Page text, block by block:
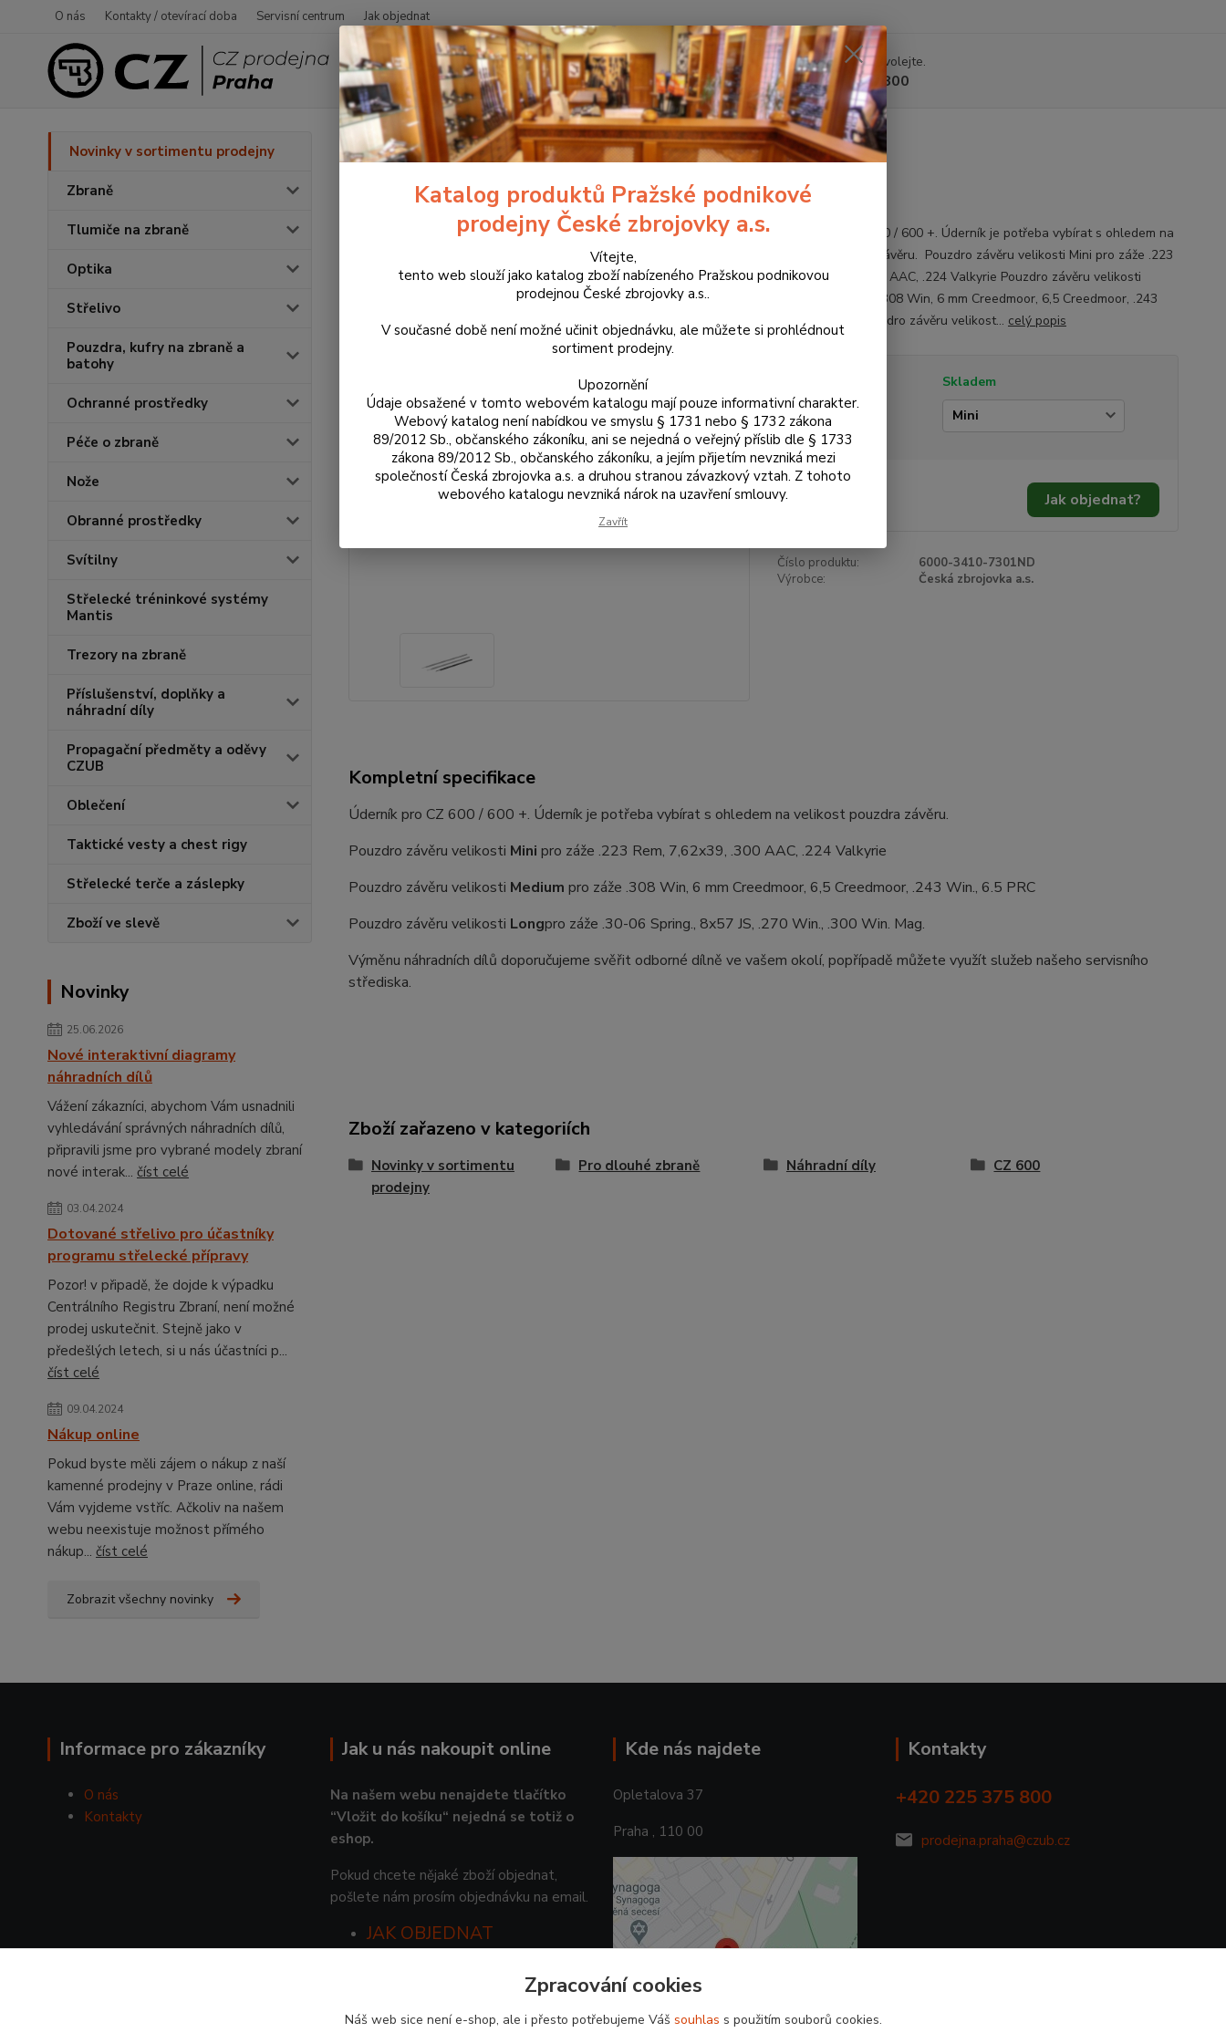
O nás Kontakty / otevírací doba Servisní centrum Jak objednat
Hledat Nevíte si rady? Zavolejte.
+420 225 375 800
Novinky v sortimentu prodejny
Zbraně
Tlumiče na zbraně
Optika
Střelivo
Pouzdra, kufry na zbraně a
batohy
Ochranné prostředky
Péče o zbraně
Nože
Obranné prostředky
Svítilny
Střelecké tréninkové systémy
Mantis
Trezory na zbraně
Příslušenství, doplňky a
náhradní díly
Propagační předměty a oděvy
CZUB
Oblečení
Taktické vesty a chest rigy
Střelecké terče a záslepky
Zboží ve slevě
Novinky
25.06.2026
Nové interaktivní diagramy
náhradních dílů
Vážení zákazníci, abychom Vám usnadnili
vyhledávání správných náhradních dílů,
připravili jsme pro vybrané modely zbraní
nové interak... číst celé
03.04.2024
Dotované střelivo pro účastníky
programu střelecké přípravy
Pozor! v připadě, že dojde k výpadku
Centrálního Registru Zbraní, není možné
prodej uskutečnit. Stejně jako v
předešlých letech, si u nás účastníci p...
číst celé
09.04.2024
Nákup online
Pokud byste měli zájem o nákup z naší
kamenné prodejny v Praze online, rádi
Vám vyjdeme vstříc. Ačkoliv na našem
webu neexistuje možnost přímého
nákup... číst celé
Zobrazit všechny novinky
Úvod Novinky v sortimentu prodejny Úderník pro CZ 600 / 600 +
Úderník pro CZ 600 / 600 +
Úderník pro CZ 600 / 600 +. Úderník je potřeba vybírat s ohledem na
velikost pouzdra závěru. Pouzdro závěru velikosti Mini pro záže .223
Rem, 7,62x39, .300 AAC, .224 Valkyrie Pouzdro závěru velikosti
Medium pro záže .308 Win, 6 mm Creedmoor, 6,5 Creedmoor, .243
Win., 6.5 PRC Pouzdro závěru velikost... celý popis
Skladem
Velikost
519 Kč Jak objednat?
Číslo produktu:
6000-3410-7301ND
Výrobce:
Česká zbrojovka a.s.
Kompletní specifikace
Úderník pro CZ 600 / 600 +. Úderník je potřeba vybírat s ohledem na velikost pouzdra závěru.
Pouzdro závěru velikosti Mini pro záže .223 Rem, 7,62x39, .300 AAC, .224 Valkyrie
Pouzdro závěru velikosti Medium pro záže .308 Win, 6 mm Creedmoor, 6,5 Creedmoor, .243 Win., 6.5 PRC
Pouzdro závěru velikosti Longpro záže .30-06 Spring., 8x57 JS, .270 Win., .300 Win. Mag.
Výměnu náhradních dílů doporučujeme svěřit odborné dílně ve vašem okolí, popřípadě můžete využít služeb našeho servisního
střediska.
Zboží zařazeno v kategoriích
Novinky v sortimentu
prodejny
Pro dlouhé zbraně Náhradní díly CZ 600
Informace pro zákazníky
O nás
Kontakty
Jak u nás nakoupit online
Na našem webu nenajdete tlačítko
“Vložit do košíku“ nejedná se totiž o
eshop.
Pokud chcete nějaké zboží objednat,
pošlete nám prosím objednávku na email.
JAK OBJEDNAT
Kde nás najdete
Opletalova 37
Praha , 110 00
Kontakty
+420 225 375 800
prodejna.praha@czub.cz
Katalog produktů Pražské podnikové
prodejny České zbrojovky a.s.
Vítejte,
tento web slouží jako katalog zboží nabízeného Pražskou podnikovou
prodejnou České zbrojovky a.s..
V současné době není možné učinit objednávku, ale můžete si prohlédnout
sortiment prodejny.
Upozornění
Údaje obsažené v tomto webovém katalogu mají pouze informativní charakter.
Webový katalog není nabídkou ve smyslu § 1731 nebo § 1732 zákona
89/2012 Sb., občanského zákoníku, ani se nejedná o veřejný příslib dle § 1733
zákona 89/2012 Sb., občanského zákoníku, a jejím přijetím nevzniká mezi
společností Česká zbrojovka a.s. a druhou stranou závazkový vztah. Z tohoto
webového katalogu nevzniká nárok na uzavření smlouvy.
Zavřít
Zpracování cookies
Náš web sice není e-shop, ale i přesto potřebujeme Váš souhlas s použitím souborů cookies.